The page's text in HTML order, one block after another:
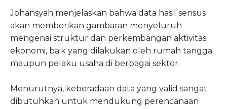
Johansyah menjelaskan bahwa data hasil sensus
akan memberikan gambaran menyeluruh
mengenai struktur dan perkembangan aktivitas
ekonomi, baik yang dilakukan oleh rumah tangga
maupun pelaku usaha di berbagai sektor.
Menurutnya, keberadaan data yang valid sangat
dibutuhkan untuk mendukung perencanaan